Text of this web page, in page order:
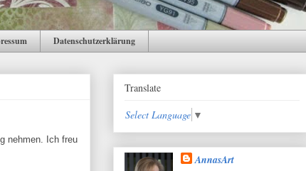
Datenschutzerklärung
nehmen. Ich freu
Translate
Select Language ▼
AnnasArt